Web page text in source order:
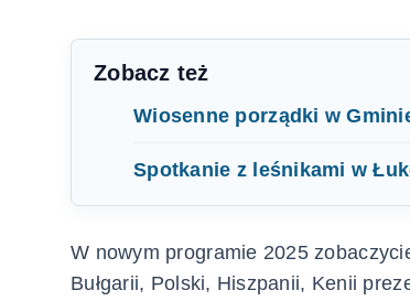
Zobacz też
Wiosenne porządki w
Spotkanie z leśnikami w
W nowym programie 2025
Bułgarii, Polski, Hiszpanii, Kenii